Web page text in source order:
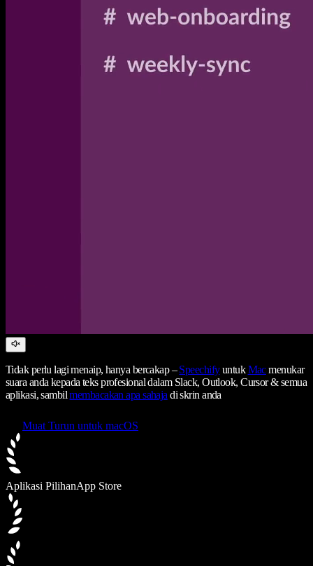
Tidak perlu lagi menaip, hanya bercakap –SpeechifyuntukMacmenukar
suara anda kepada teks profesional dalam Slack, Outlook, Cursor & semua
aplikasi, sambilmembacakan apa sahaja di skrin anda
Muat Turun untuk macOS
Aplikasi PilihanApp Store